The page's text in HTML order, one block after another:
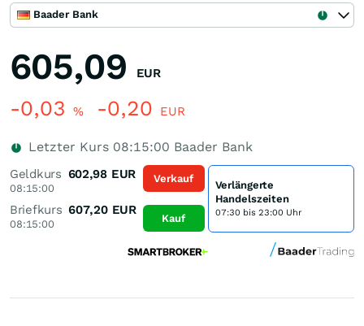
Baader Bank
605,09 EUR
-0,03 % -0,20 EUR
Letzter Kurs 08:15:00 Baader Bank
Geldkurs
08:15:00
602,98 EUR
Briefkurs
08:15:00
607,20 EUR
Verkauf
Kauf
Verlängerte
Handelszeiten
07:30 bis 23:00 Uhr